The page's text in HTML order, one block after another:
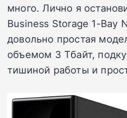
много. Лично я
Business Storage 1-Bay
довольно простая
объемом 3 Тбайт,
тишиной работы и